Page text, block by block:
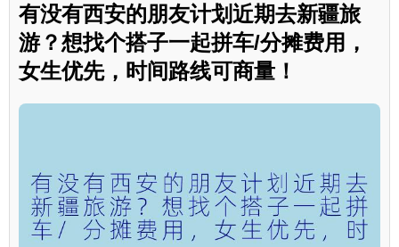
有没有西安的朋友计划近期去新疆旅
游？想找个搭子一起拼车/分摊费用，
女生优先，时间路线可商量！